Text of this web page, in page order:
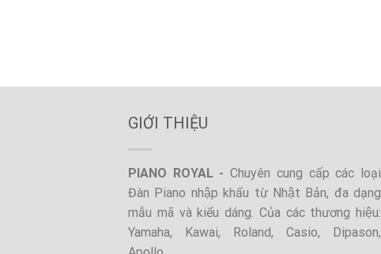
GIỚI THIỆU
PIANO ROYAL -Chuyên cung cấp các loại
Đàn Piano nhập khẩu từ Nhật Bản, đa dạng
mẫu mã và kiểu dáng. Của các thương hiệu:
Yamaha, Kawai, Roland, Casio, Dipason,